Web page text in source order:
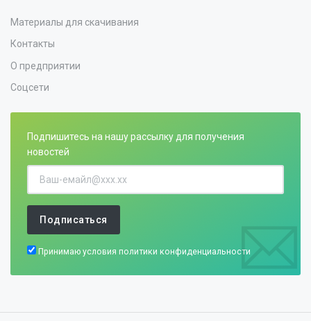
Материалы для скачивания
Контакты
О предприятии
Соцсети
Подпишитесь на нашу рассылку для получения
новостей
Подписаться
Принимаю условия политики конфиденциальности